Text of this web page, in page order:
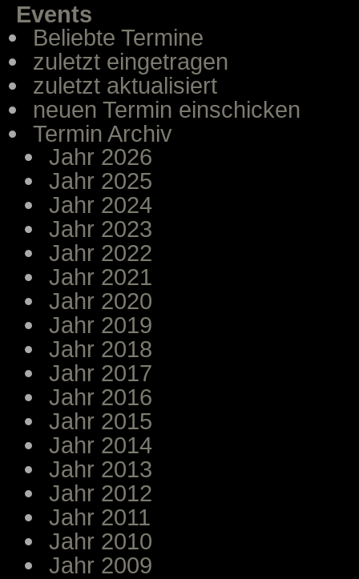
Events
Beliebte Termine
zuletzt eingetragen
zuletzt aktualisiert
neuen Termin einschicken
Termin Archiv
Jahr 2026
Jahr 2025
Jahr 2024
Jahr 2023
Jahr 2022
Jahr 2021
Jahr 2020
Jahr 2019
Jahr 2018
Jahr 2017
Jahr 2016
Jahr 2015
Jahr 2014
Jahr 2013
Jahr 2012
Jahr 2011
Jahr 2010
Jahr 2009